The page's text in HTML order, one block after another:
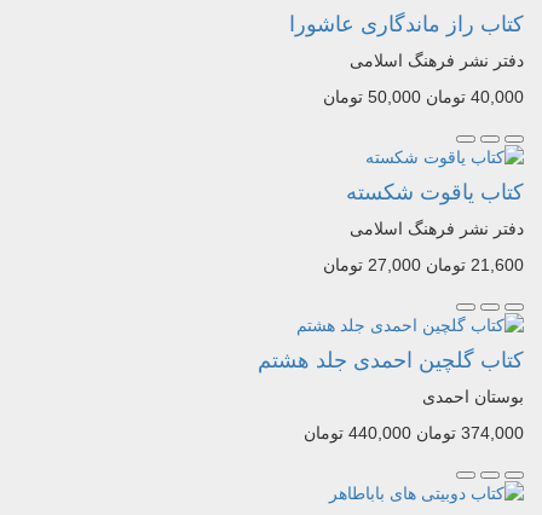
کتاب راز ماندگاری عاشورا
دفتر نشر فرهنگ اسلامی
40,000 تومان
50,000 تومان
کتاب یاقوت شکسته
دفتر نشر فرهنگ اسلامی
21,600 تومان
27,000 تومان
کتاب گلچین احمدی جلد هشتم
بوستان احمدی
374,000 تومان
440,000 تومان